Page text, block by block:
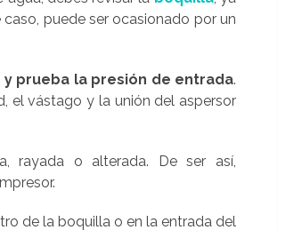
puede ser ocasionado por un
prueba la presión de entrada.
el vástago y la unión del aspersor
rayada o alterada. De ser así,
de la boquilla o en la entrada del